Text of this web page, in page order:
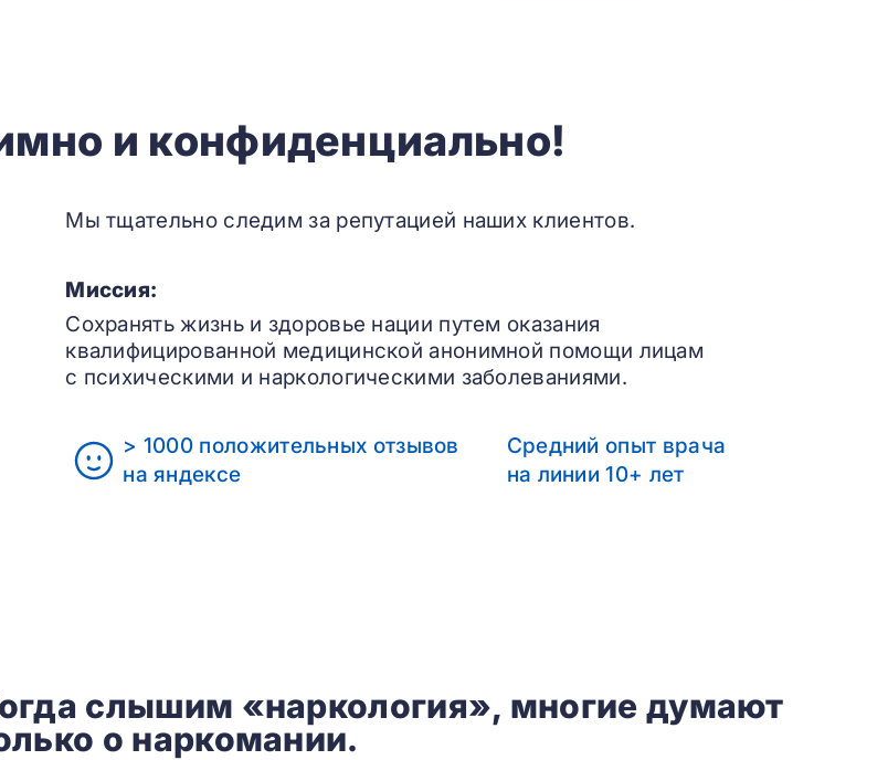
и конфиденциально!
Мы тщательно следим за репутацией наших клиентов.
Миссия:
Сохранять жизнь и здоровье нации путем оказания
квалифицированной медицинской анонимной помощи лицам
с психическими и наркологическими заболеваниями.
> 1000 положительных отзывов
на яндексе
Средний опыт врача
на линии 10+ лет
слышим «наркология», многие думают
о наркомании.